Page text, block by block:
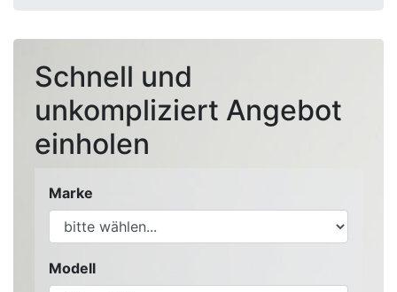
Schnell und
unkompliziert Angebot
einholen
Marke
Modell